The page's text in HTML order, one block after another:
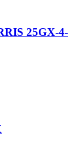
25GX-4-